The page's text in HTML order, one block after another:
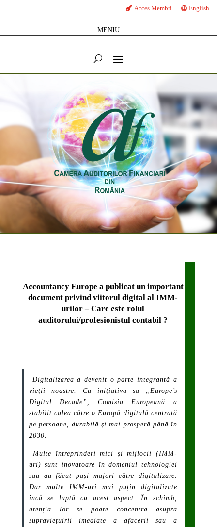
Acces Membri English
MENIU
Accountancy Europe a publicat un important
document privind viitorul digital al IMM-
urilor – Care este rolul
auditorului/profesionistul contabil ?
Digitalizarea a devenit o parte integrantă a
vieții noastre. Cu inițiativa sa „Europe’s
Digital Decade”, Comisia Europeană a
stabilit calea către o Europă digitală centrată
pe persoane, durabilă și mai prosperă până în
2030.
Multe întreprinderi mici și mijlocii (IMM-
uri) sunt inovatoare în domeniul tehnologiei
sau au făcut pași majori către digitalizare.
Dar multe IMM-uri mai puțin digitalizate
încă se luptă cu acest aspect. În schimb,
atenția lor se poate concentra asupra
supraviețuirii imediate a afacerii sau a